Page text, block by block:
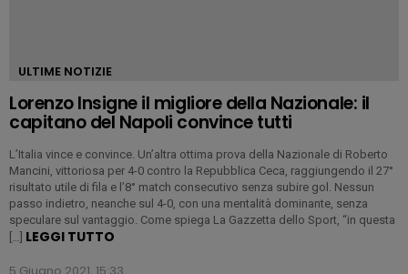
ULTIME NOTIZIE
Lorenzo Insigne il migliore della Nazionale: il
capitano del Napoli convince tutti
L’Italia vince e convince. Un’altra ottima prova della Nazionale di Roberto
Mancini, vittoriosa per 4-0 contro la Repubblica Ceca, raggiungendo il 27°
risultato utile di fila e l’8° match consecutivo senza subire gol. Nessun
passo indietro, neanche sul 4-0, con una mentalità dominante, senza
speculare sul vantaggio. Come spiega La Gazzetta dello Sport, “in questa
LEGGI TUTTO